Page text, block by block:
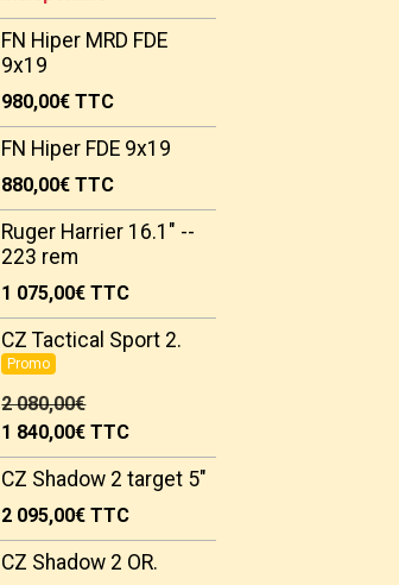
FN Hiper MRD FDE
9x19
980,00€TTC
FN Hiper FDE 9x19
880,00€TTC
Ruger Harrier 16.1" --
223 rem
1 075,00€TTC
CZ Tactical Sport 2.
Promo
2 080,00€
1 840,00€TTC
CZ Shadow 2 target 5"
2 095,00€TTC
CZ Shadow 2 OR.